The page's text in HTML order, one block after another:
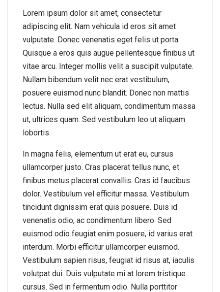
Lorem ipsum dolor sit amet, consectetur
adipiscing elit. Nam vehicula id eros sit amet
vulputate. Donec venenatis eget felis ut porta.
Quisque a eros quis augue pellentesque finibus ut
vitae arcu. Integer mollis velit a suscipit vulputate.
Nullam bibendum velit nec erat vestibulum,
posuere euismod nunc blandit. Donec non mattis
lectus. Nulla sed elit aliquam, condimentum massa
ut, ultrices quam. Sed vestibulum leo ut aliquam
lobortis.
In magna felis, elementum ut erat eu, cursus
ullamcorper justo. Cras placerat tellus nunc, et
finibus metus placerat convallis. Cras id faucibus
dolor. Vestibulum vel efficitur massa. Vestibulum
tincidunt dignissim erat quis posuere. Duis id
venenatis odio, ac condimentum libero. Sed
euismod odio feugiat enim posuere, id varius erat
interdum. Morbi efficitur ullamcorper euismod.
Vestibulum sapien risus, feugiat id risus at, iaculis
volutpat dui. Duis vulputate mi at lorem tristique
cursus. Sed in fermentum odio. Nulla porttitor